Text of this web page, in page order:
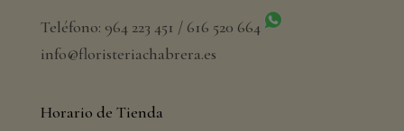
Teléfono: 964 223 451 / 616 520 664
info@floristeriachabrera.es
Horario de Tienda